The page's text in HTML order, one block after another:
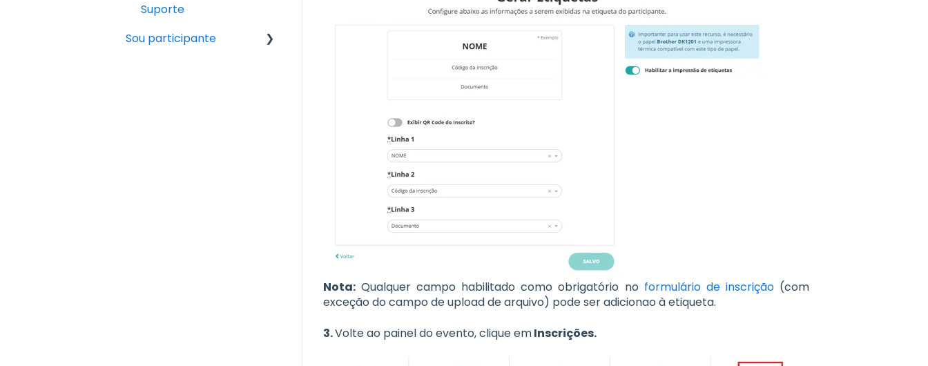
Nota:Qualquer campo habilitado como obrigatório no formulário de inscrição(com
exceção do campo de upload de arquivo) pode ser adicionao à etiqueta.
3.Volte ao painel do evento, clique emInscrições.
Suporte
Sou participante